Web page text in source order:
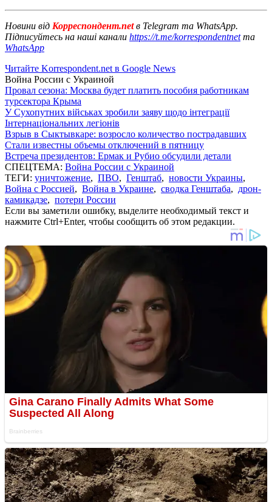
Новини від Корреспондент.netв Telegram та WhatsApp.
Підписуйтесь на наші канали https://t.me/korrespondentnetта
WhatsApp
Читайте Korrespondent.net в Google News
Война России с Украиной
Провал сезона: Москва будет платить пособия работникам
турсектора Крыма
У Сухопутних військах зробили заяву щодо інтеграції
Інтернаціональних легіонів
Взрыв в Сыктывкаре: возросло количество пострадавших
Стали известны объемы отключений в пятницу
Встреча президентов: Ермак и Рубио обсудили детали
СПЕЦТЕМА: Война России с Украиной
ТЕГИ: уничтожение, ПВО, Генштаб, новости Украины,
Война с Россией, Война в Украине, сводка Генштаба, дрон-
камикадзе, потери России
Если вы заметили ошибку, выделите необходимый текст и
нажмите Ctrl+Enter, чтобы сообщить об этом редакции.